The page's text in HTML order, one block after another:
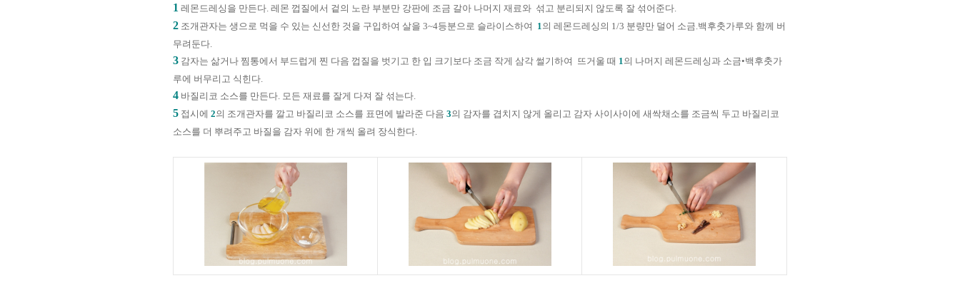
1 레몬드레싱을 만든다 레몬 껍질에서 겉의 노란 부분만 강판에 조금 갈아 나머지 재료와 섞고 분리되지 않도록 잘 섞어준다
2 조개관자는 생으로 먹을 수 있는 신선한 것을 구입하여 살을 3~4등분으로 슬라이스하여 1 의 레몬드레싱의 1/3 분량만 덜어 소금 백후춧가루와 함께 버
무려둔다
3 감자는 삶거나 찜통에서 부드럽게 찐 다음 껍질을 벗기고 한 입 크기보다 조금 작게 삼각 썰기하여 뜨거울 때 1 의 나머지 레몬드레싱과 소금•백후춧가
루에 버무리고 식힌다
4 바질리코 소스를 만든다 모든 재료를 잘게 다져 잘 섞는다
5 접시에 2의 조개관자를 깔고 바질리코 소스를 표면에 발라준 다음 3의 감자를 겹치지 않게 올리고 감자 사이사이에 새싹채소를 조금씩 두고 바질리코
소스를 더 뿌려주고 바질을 감자 위에 한 개씩 올려 장식한다